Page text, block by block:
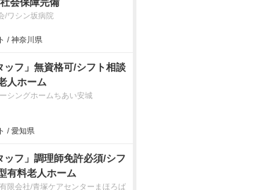
/ワシン坂病院
/ 神奈川県
ッフ」無資格可/シフト相談
人ホーム
シングホームちあい安城
/ 愛知県
ッフ」調理師免許必須/シフ
有料老人ホーム
限会社/青塚ケアセンターまほろば